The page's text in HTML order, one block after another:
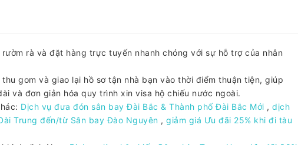
rà và đặt hàng trực tuyến nhanh chóng với sự hỗ trợ của nhân
gom và giao lại hồ sơ tận nhà bạn vào thời điểm thuận tiện, giúp
và đơn giản hóa quy trình xin visa hộ chiếu nước ngoài.
Dịch vụ đưa đón sân bay Đài Bắc & Thành phố Đài Bắc Mới , dịch
Trung đến/từ Sân bay Đào Nguyên , giảm giá Ưu đãi 25% khi đi tàu